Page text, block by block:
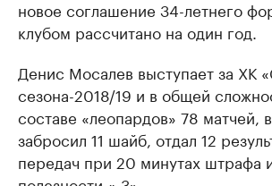
новое соглашение 34-летнего
клубом рассчитано на один год.
Денис Мосалев выступает за ХК
сезона-2018/19 и в общей
составе «леопардов» 78 матчей,
забросил 11 шайб, отдал 12
передач при 20 минутах штрафа